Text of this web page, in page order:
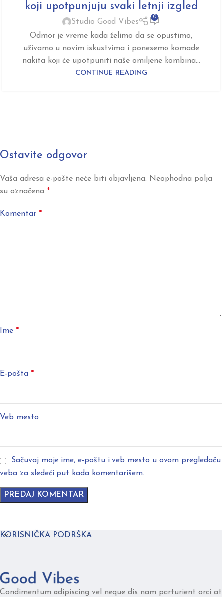
koji upotpunjuju svaki letnji izgled
Studio Good Vibes
0
Odmor je vreme kada želimo da se opustimo,
uživamo u novim iskustvima i ponesemo komade
nakita koji će upotpuniti naše omiljene kombina...
CONTINUE READING
Ostavite odgovor
Vaša adresa e-pošte neće biti objavljena. Neophodna polja
su označena *
Komentar *
Ime *
E-pošta *
Veb mesto
Sačuvaj moje ime, e-poštu i veb mesto u ovom pregledaču
veba za sledeći put kada komentarišem.
KORISNIČKA PODRŠKA
Condimentum adipiscing vel neque dis nam parturient orci at